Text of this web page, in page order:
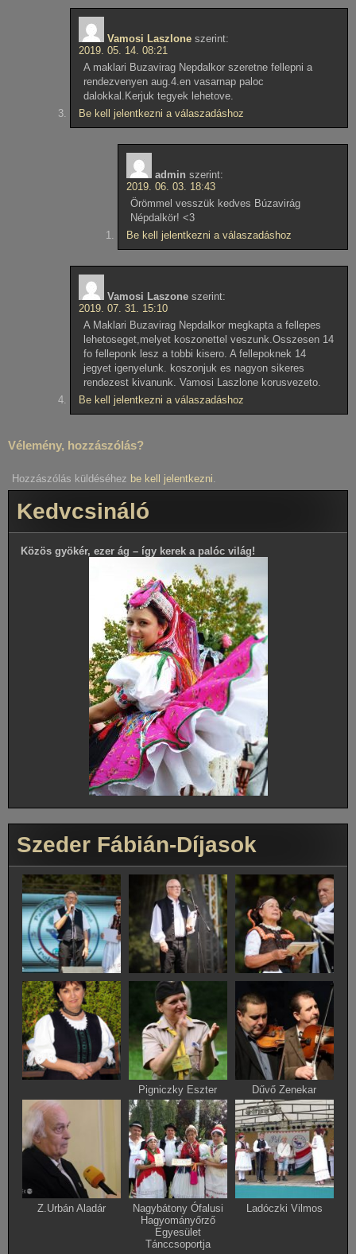
Vamosi Laszlone szerint:
2019. 05. 14. 08:21
A maklari Buzavirag Nepdalkor szeretne fellepni a
rendezvenyen aug.4.en vasarnap paloc
dalokkal.Kerjuk tegyek lehetove.
Be kell jelentkezni a válaszadáshoz
admin szerint:
2019. 06. 03. 18:43
Örömmel vesszük kedves Búzavirág
Népdalkör! <3
Be kell jelentkezni a válaszadáshoz
Vamosi Laszone szerint:
2019. 07. 31. 15:10
A Maklari Buzavirag Nepdalkor megkapta a fellepes
lehetoseget,melyet koszonettel veszunk.Osszesen 14
fo felleponk lesz a tobbi kisero. A fellepoknek 14
jegyet igenyelunk. koszonjuk es nagyon sikeres
rendezest kivanunk. Vamosi Laszlone korusvezeto.
Be kell jelentkezni a válaszadáshoz
Vélemény, hozzászólás?
Hozzászólás küldéséhez be kell jelentkezni
Kedvcsináló
Közös gyökér, ezer ág – így kerek a palóc világ!
Szeder Fábián-Díjasok
Pigniczky Eszter Dűvő Zenekar
Z.Urbán Aladár
Nagybátony Ófalusi
Hagyományőrző
Egyesület
Tánccsoportja
Ladóczki Vilmos